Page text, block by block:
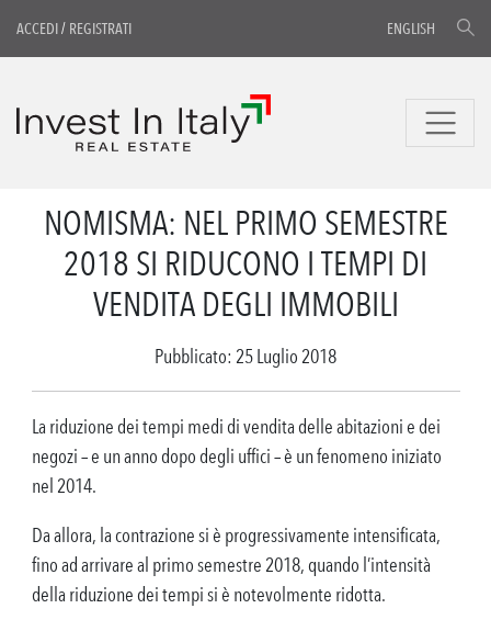
ACCEDI/ REGISTRATI ENGLISH
NOMISMA: NEL PRIMO SEMESTRE
2018 SI RIDUCONO I TEMPI DI
VENDITA DEGLI IMMOBILI
Pubblicato: 25 Luglio 2018
La riduzione dei tempi medi di vendita delle abitazioni e dei
negozi – e un anno dopo degli uffici – è un fenomeno iniziato
nel 2014.
Da allora, la contrazione si è progressivamente intensificata,
fino ad arrivare al primo semestre 2018, quando l’intensità
della riduzione dei tempi si è notevolmente ridotta.